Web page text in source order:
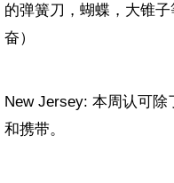
的弹簧刀，蝴蝶，大锥
奋）
New Jersey: 本周认可
和携带。